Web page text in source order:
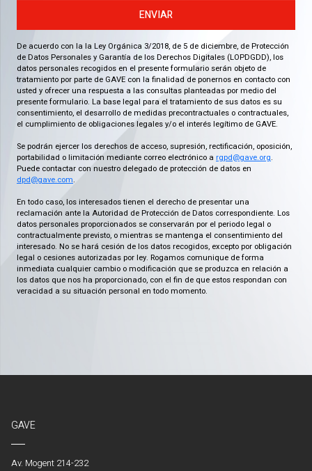
ENVIAR
De acuerdo con la la Ley Orgánica 3/2018, de 5 de diciembre, de Protección
de Datos Personales y Garantía de los Derechos Digitales (LOPDGDD), los
datos personales recogidos en el presente formulario serán objeto de
tratamiento por parte de GAVE con la finalidad de ponernos en contacto con
usted y ofrecer una respuesta a las consultas planteadas por medio del
presente formulario. La base legal para el tratamiento de sus datos es su
consentimiento, el desarrollo de medidas precontractuales o contractuales,
el cumplimiento de obligaciones legales y/o el interés legítimo de GAVE.
Se podrán ejercer los derechos de acceso, supresión, rectificación, oposición,
portabilidad o limitación mediante correo electrónico a rgpd@gave.org.
Puede contactar con nuestro delegado de protección de datos en
dpd@gave.com.
En todo caso, los interesados tienen el derecho de presentar una
reclamación ante la Autoridad de Protección de Datos correspondiente. Los
datos personales proporcionados se conservarán por el periodo legal o
contractualmente previsto, o mientras se mantenga el consentimiento del
interesado. No se hará cesión de los datos recogidos, excepto por obligación
legal o cesiones autorizadas por ley. Rogamos comunique de forma
inmediata cualquier cambio o modificación que se produzca en relación a
los datos que nos ha proporcionado, con el fin de que estos respondan con
veracidad a su situación personal en todo momento.
GAVE
Av. Mogent 214-232